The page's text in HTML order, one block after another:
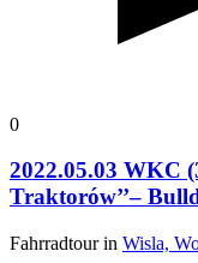
0
2022.05.03 WKC
Traktorów’’–
Fahrradtour in Wisla,